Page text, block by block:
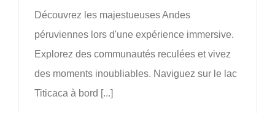
Découvrez les majestueuses Andes
péruviennes lors d'une expérience immersive.
Explorez des communautés reculées et vivez
des moments inoubliables. Naviguez sur le lac
Titicaca à bord [...]